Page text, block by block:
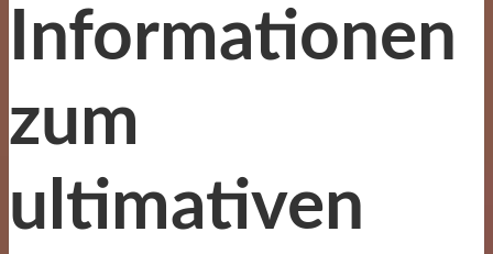
Informationen
zum
ultimativen